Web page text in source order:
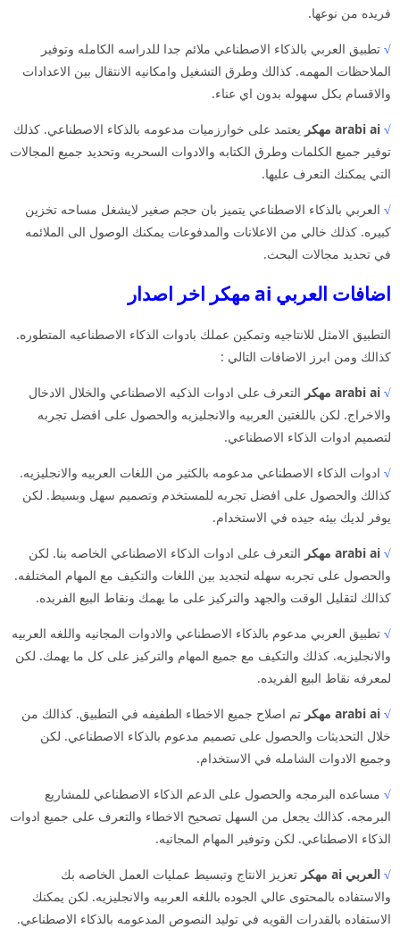
فريده من نوعها.
√ تطبيق العربي بالذكاء الاصطناعي ملائم جدا للدراسه الكامله وتوفير
الملاحظات المهمه. كذالك وطرق التشغيل وامكانيه الانتقال بين الاعدادات
والاقسام بكل سهوله بدون اي عناء.
√ arabi ai مهكر
يعتمد على خوارزميات مدعومه بالذكاء الاصطناعي. كذلك
توفير جميع الكلمات وطرق الكتابه والادوات السحريه وتحديد جميع المجالات
التي يمكنك التعرف عليها.
√ العربي بالذكاء الاصطناعي يتميز بان حجم صغير لايشغل مساحه تخزين
كبيره. كذلك خالي من الاعلانات والمدفوعات يمكنك الوصول الى الملائمه
في تحديد مجالات البحث.
اضافات العربي ai مهكر اخر اصدار
التطبيق الامثل للانتاجيه وتمكين عملك بادوات الذكاء الاصطناعيه المتطوره.
كذالك ومن ابرز الاضافات التالي :
√ arabi ai مهكر
التعرف على ادوات الذكيه الاصطناعي والخلال الادخال
والاخراج. لكن باللغتين العربيه والانجليزيه والحصول على افضل تجربه
لتصميم ادوات الذكاء الاصطناعي.
√ ادوات الذكاء الاصطناعي مدعومه بالكثير من اللغات العربيه والانجليزيه.
كذالك والحصول على افضل تجربه للمستخدم وتصميم سهل وبسيط. لكن
يوفر لديك بيئه جيده في الاستخدام.
√ arabi ai مهكر
التعرف على ادوات الذكاء الاصطناعي الخاصه بنا. لكن
والحصول على تجربه سهله لتجديد بين اللغات والتكيف مع المهام المختلفه.
كذالك لتقليل الوقت والجهد والتركيز على ما يهمك ونقاط البيع الفريده.
√ تطبيق العربي مدعوم بالذكاء الاصطناعي والادوات المجانيه واللغه العربيه
والانجليزيه. كذلك والتكيف مع جميع المهام والتركيز على كل ما يهمك. لكن
لمعرفه نقاط البيع الفريده.
√ arabi ai مهكر
تم اصلاح جميع الاخطاء الطفيفه في التطبيق. كذالك من
خلال التحديثات والحصول على تصميم مدعوم بالذكاء الاصطناعي. لكن
وجميع الادوات الشامله في الاستخدام.
√ مساعده البرمجه والحصول على الدعم الذكاء الاصطناعي للمشاريع
البرمجه. كذالك يجعل من السهل تصحيح الاخطاء والتعرف على جميع ادوات
الذكاء الاصطناعي. لكن وتوفير المهام المجانيه.
√ العربي ai مهكر
تعزيز الانتاج وتبسيط عمليات العمل الخاصه بك
والاستفاده بالمحتوى عالي الجوده باللغه العربيه والانجليزيه. لكن يمكنك
الاستفاده بالقدرات القويه في توليد النصوص المدعومه بالذكاء الاصطناعي.